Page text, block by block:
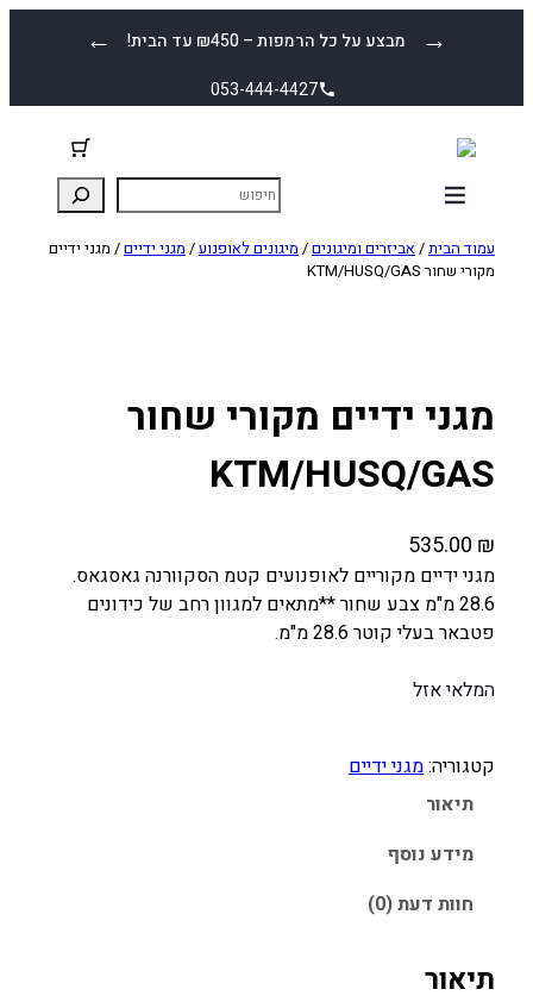
← מבצע על כל הרמפות – ₪450 עד הבית! →
053-444-4427
עמוד הבית/אביזרים ומיגונים/ מיגונים לאופנוע/ מגני ידיים/ מגני ידיים
מקורי שחור KTM/HUSQ/GAS
מגני ידיים מקורי שחור
KTM/HUSQ/GAS
535.00 ₪
מגני ידיים מקוריים לאופנועים קטמ הסקוורנה גאסגאס.
28.6 מ"מ צבע שחור **מתאים למגוון רחב של כידונים
פטבאר בעלי קוטר 28.6 מ"מ.
המלאי אזל
קטגוריה:מגני ידיים
תיאור
מידע נוסף
חוות דעת (0)
תיאור